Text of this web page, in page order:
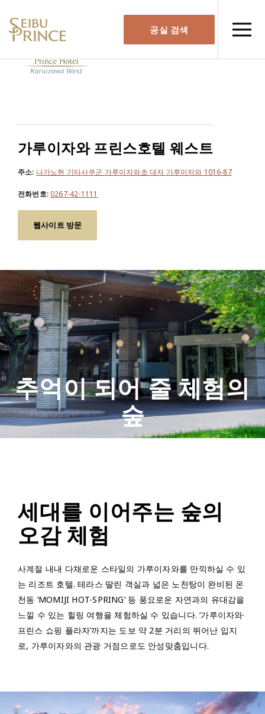
공실 검색
가루이자와 프린스호텔 웨스트
주소: 나가노현 기타사쿠군 가루이자와초 대자 가루이자와 1016-87
전화번호:0267-42-1111
웹사이트 방문
추억이 되어 줄 체험의
숲
세대를 이어주는 숲의
오감 체험
사계절 내내 다채로운 스타일의 가루이자와를 만끽하실 수 있
는 리조트 호텔. 테라스 딸린 객실과 넓은 노천탕이 완비된 온
천동 ‘MOMIJI HOT-SPRING’ 등 풍요로운 자연과의 유대감을
느낄 수 있는 힐링 여행을 체험하실 수 있습니다. ‘가루이자와·
프린스 쇼핑 플라자’까지는 도보 약 2분 거리의 뛰어난 입지
로, 가루이자와의 관광 거점으로도 안성맞춤입니다.